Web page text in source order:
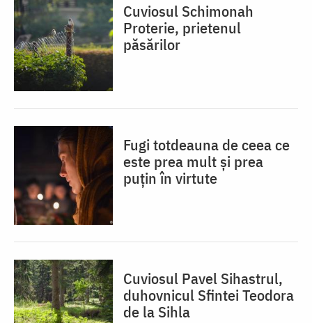
Cuviosul Schimonah
Proterie, prietenul
păsărilor
Fugi totdeauna de ceea ce
este prea mult și prea
puțin în virtute
Cuviosul Pavel Sihastrul,
duhovnicul Sfintei Teodora
de la Sihla